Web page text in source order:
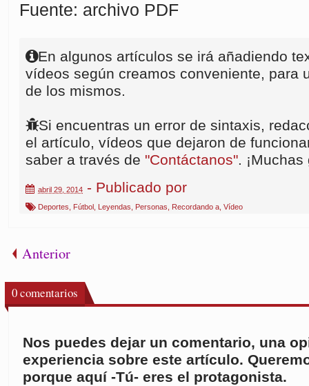
Fuente: archivo PDF
En algunos artículos se irá añadiendo
vídeos según creamos conveniente, para
de los mismos.
Si encuentras un error de sintaxis,
el artículo, vídeos que dejaron de
saber a través de "Contáctanos".
abril 29, 2014 - Publicado por
Deportes Fútbol Leyendas Personas Recordando a Vídeo
Anterior
0comentarios
Nos puedes dejar un comentario, una
experiencia sobre este artículo.
porque aquí -Tú- eres el protagonista.